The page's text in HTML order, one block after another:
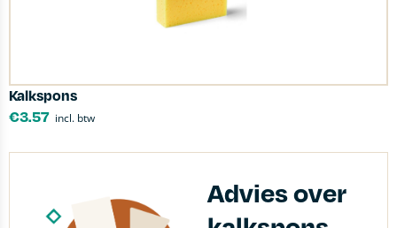
Kalkspons
€3.57 incl. btw
Advies over